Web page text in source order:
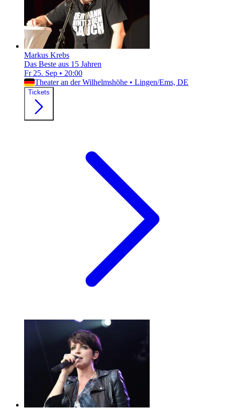
Markus Krebs
Das Beste aus 15 Jahren
Fr 25. Sep • 20:00
Theater an der Wilhelmshöhe • Lingen/Ems, DE
Tickets